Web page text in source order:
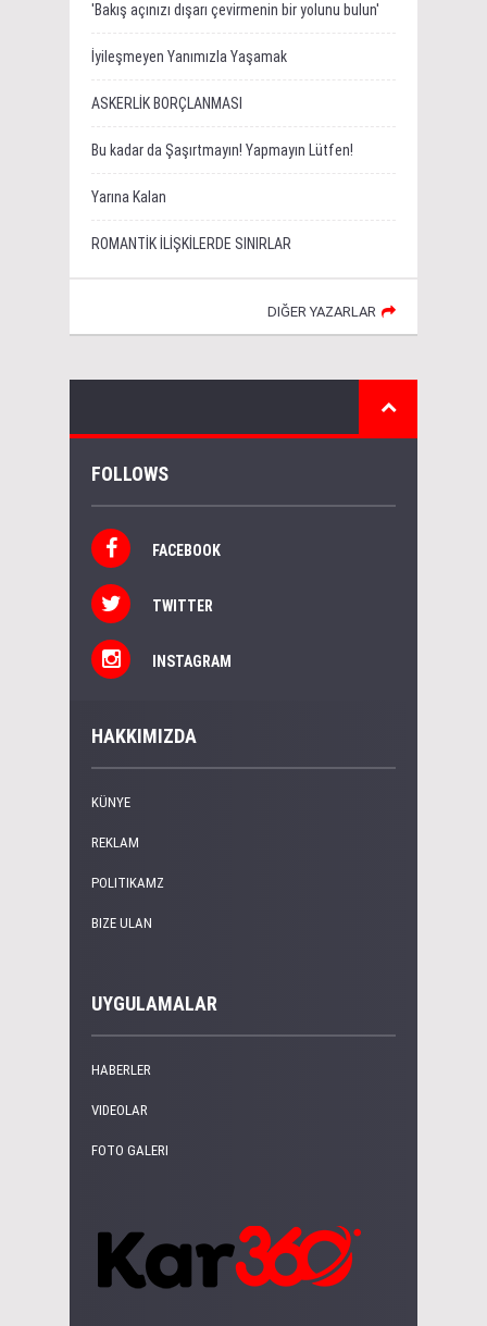
'Bakış açınızı dışarı çevirmenin bir yolunu bulun'
İyileşmeyen Yanımızla Yaşamak
ASKERLİK BORÇLANMASI
Bu kadar da Şaşırtmayın! Yapmayın Lütfen!
Yarına Kalan
ROMANTİK İLİŞKİLERDE SINIRLAR
DIĞER YAZARLAR
FOLLOWS
FACEBOOK
TWITTER
INSTAGRAM
HAKKIMIZDA
KÜNYE
REKLAM
POLITIKAMZ
BIZE ULAN
UYGULAMALAR
HABERLER
VIDEOLAR
FOTO GALERI